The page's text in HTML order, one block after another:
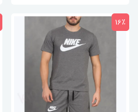
16٪